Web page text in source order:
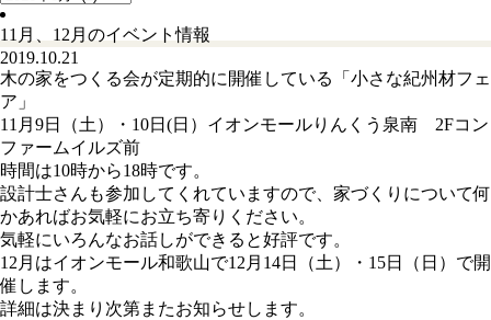
11月、12月のイベント情報
2019.10.21
木の家をつくる会が定期的に開催している「小さな紀州材フェ
ア」
11月9日（土）・10日(日）イオンモールりんくう泉南 2Fコン
ファームイルズ前
時間は10時から18時です。
設計士さんも参加してくれていますので、家づくりについて何
かあればお気軽にお立ち寄りください。
気軽にいろんなお話しができると好評です。
12月はイオンモール和歌山で12月14日（土）・15日（日）で開
催します。
詳細は決まり次第またお知らせします。